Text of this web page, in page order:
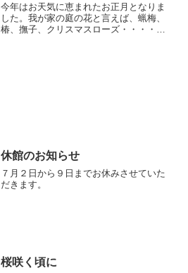
今年はお天気に恵まれたお正月となりま
した。我が家の庭の花と言えば、蝋梅、
椿、撫子、クリスマスローズ・・・・・
休館のお知らせ
７月２日から９日までお休みさせていた
だきます。
桜咲く頃に